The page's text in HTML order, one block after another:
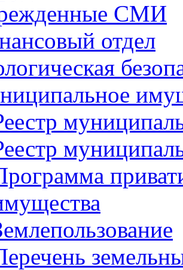
СМИ
отдел